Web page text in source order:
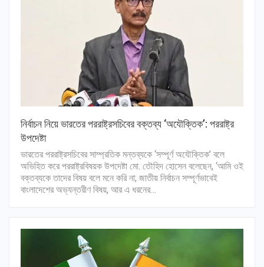
নির্বাচন নিয়ে ভারতের পররাষ্ট্রসচিবের বক্তব্য ‘অযৌক্তিক’: পররাষ্ট্র
উপদেষ্টা
ভারতের পররাষ্ট্রসচিবের সাম্প্রতিক মন্তব্যকে ‘সম্পূর্ণ অযৌক্তিক’ বলে
অভিহিত করে পররাষ্ট্রবিষয়ক উপদেষ্টা মো. তৌহিদ হোসেন বলেছেন, ‘আমি ওই
বক্তব্যকে তাদের বিষয় বলে মনে করি না; জাতীয় নির্বাচন সম্পূর্ণভাবেই
বাংলাদেশের অভ্যন্তরীণ বিষয়, আর এ ধরনের…